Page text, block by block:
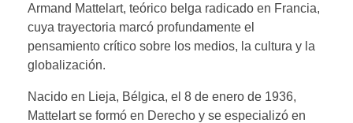
Armand Mattelart, teórico belga radicado en Francia,
cuya trayectoria marcó profundamente el
pensamiento crítico sobre los medios, la cultura y la
globalización.
Nacido en Lieja, Bélgica, el 8 de enero de 1936,
Mattelart se formó en Derecho y se especializó en